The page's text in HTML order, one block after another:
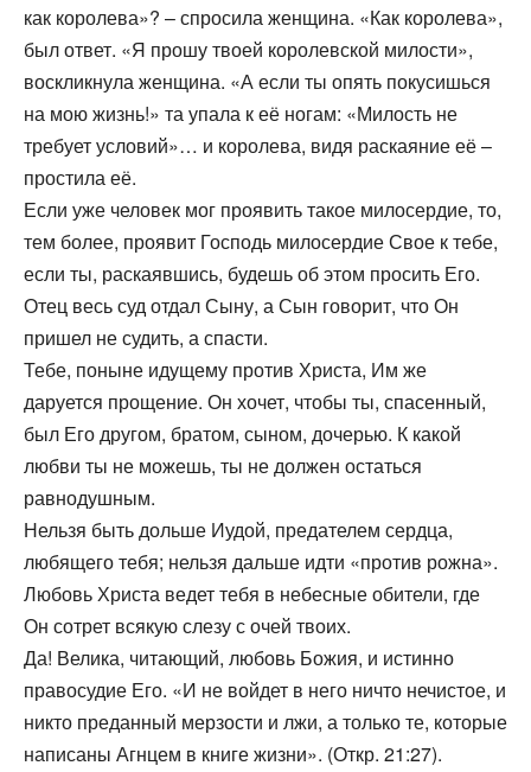
как королева»? – спросила женщина. «Как королева»,
был ответ. «Я прошу твоей королевской милости»,
воскликнула женщина. «А если ты опять покусишься
на мою жизнь!» та упала к её ногам: «Милость не
требует условий»… и королева, видя раскаяние её –
простила её.
Если уже человек мог проявить такое милосердие, то,
тем более, проявит Господь милосердие Свое к тебе,
если ты, раскаявшись, будешь об этом просить Его.
Отец весь суд отдал Сыну, а Сын говорит, что Он
пришел не судить, а спасти.
Тебе, поныне идущему против Христа, Им же
даруется прощение. Он хочет, чтобы ты, спасенный,
был Его другом, братом, сыном, дочерью. К какой
любви ты не можешь, ты не должен остаться
равнодушным.
Нельзя быть дольше Иудой, предателем сердца,
любящего тебя; нельзя дальше идти «против рожна».
Любовь Христа ведет тебя в небесные обители, где
Он сотрет всякую слезу с очей твоих.
Да! Велика, читающий, любовь Божия, и истинно
правосудие Его. «И не войдет в него ничто нечистое, и
никто преданный мерзости и лжи, а только те, которые
написаны Агнцем в книге жизни». (Откр. 21:27).